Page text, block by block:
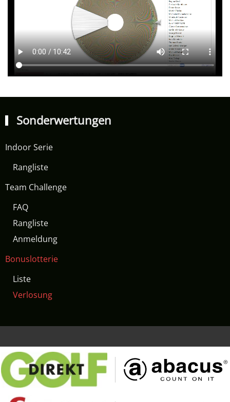
Sonderwertungen
Indoor Serie
Rangliste
Team Challenge
FAQ
Rangliste
Anmeldung
Bonuslotterie
Liste
Verlosung